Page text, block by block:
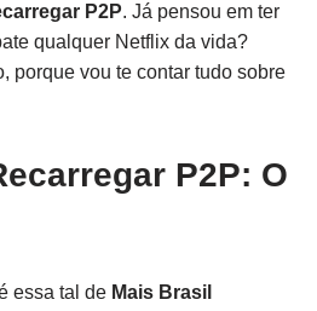
P2P. Já pensou em ter
qualquer Netflix da vida?
porque vou te contar tudo sobre
P2P: O
essa tal de Mais Brasil